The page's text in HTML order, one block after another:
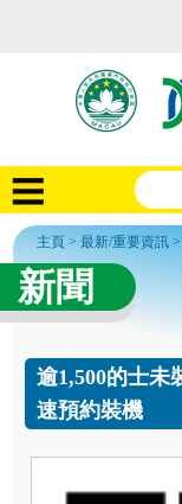
主頁 >最新/重要資訊 >
新聞
逾1,500的士未
速預約裝機